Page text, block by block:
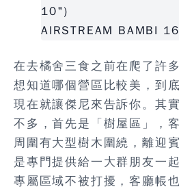
10")
AIRSTREAM BAMBI
在去橘舍三食之前在爬了許
想知道哪個營區比較美，到
現在就讓傑尼來告訴你。其
不多，首先是「樹屋區」，
周圍有大型樹木圍繞，離迎
是專門提供給一大群朋友一
專屬區域不被打擾，客廳帳